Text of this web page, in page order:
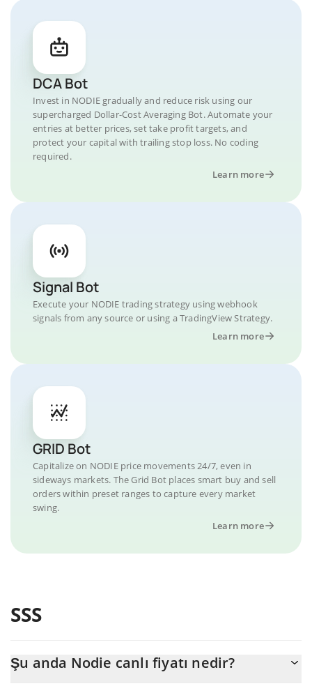
DCA Bot
Invest in NODIE gradually and reduce risk using our
supercharged Dollar-Cost Averaging Bot. Automate your
entries at better prices, set take profit targets, and
protect your capital with trailing stop loss. No coding
required.
Learn more
Signal Bot
Execute your NODIE trading strategy using webhook
signals from any source or using a TradingView Strategy.
Learn more
GRID Bot
Capitalize on NODIE price movements 24/7, even in
sideways markets. The Grid Bot places smart buy and sell
orders within preset ranges to capture every market
swing.
Learn more
SSS
Şu anda Nodie canlı fiyatı nedir?